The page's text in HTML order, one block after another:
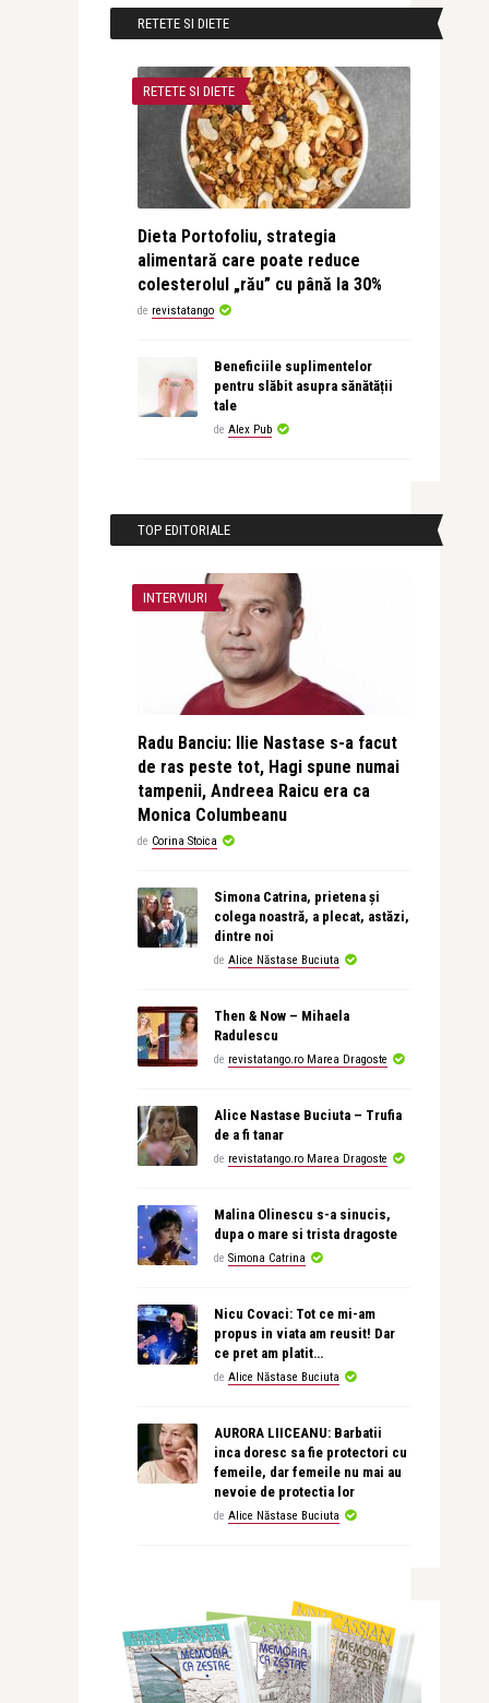
RETETE SI DIETE
RETETE SI DIETE
Dieta Portofoliu, strategia
alimentară care poate reduce
colesterolul „rău” cu până la 30%
de revistatango
Beneficiile suplimentelor
pentru slăbit asupra sănătății
tale
de Alex Pub
TOP EDITORIALE
INTERVIURI
Radu Banciu: Ilie Nastase s-a facut
de ras peste tot, Hagi spune numai
tampenii, Andreea Raicu era ca
Monica Columbeanu
de Corina Stoica
Simona Catrina, prietena și
colega noastră, a plecat, astăzi,
dintre noi
de Alice Năstase Buciuta
Then & Now – Mihaela
Radulescu
de revistatango.ro Marea Dragoste
Alice Nastase Buciuta – Trufia
de a fi tanar
de revistatango.ro Marea Dragoste
Malina Olinescu s-a sinucis,
dupa o mare si trista dragoste
de Simona Catrina
Nicu Covaci: Tot ce mi-am
propus in viata am reusit! Dar
ce pret am platit…
de Alice Năstase Buciuta
AURORA LIICEANU: Barbatii
inca doresc sa fie protectori cu
femeile, dar femeile nu mai au
nevoie de protectia lor
de Alice Năstase Buciuta